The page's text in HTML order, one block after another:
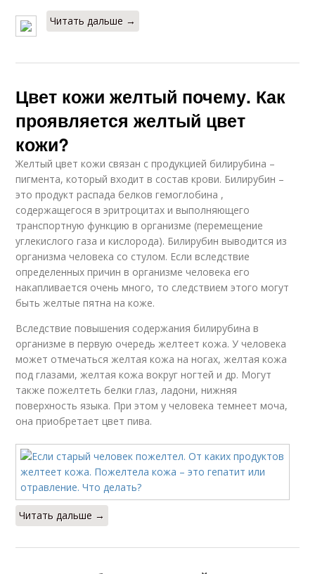
Читать дальше →
Цвет кожи желтый почему. Как
проявляется желтый цвет
кожи?
Желтый цвет кожи связан с продукцией билирубина –
пигмента, который входит в состав крови. Билирубин –
это продукт распада белков гемоглобина ,
содержащегося в эритроцитах и выполняющего
транспортную функцию в организме (перемещение
углекислого газа и кислорода). Билирубин выводится из
организма человека со стулом. Если вследствие
определенных причин в организме человека его
накапливается очень много, то следствием этого могут
быть желтые пятна на коже.
Вследствие повышения содержания билирубина в
организме в первую очередь желтеет кожа. У человека
может отмечаться желтая кожа на ногах, желтая кожа
под глазами, желтая кожа вокруг ногтей и др. Могут
также пожелтеть белки глаз, ладони, нижняя
поверхность языка. При этом у человека темнеет моча,
она приобретает цвет пива.
Читать дальше →